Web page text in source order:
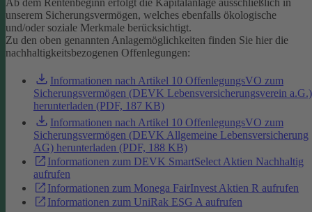
unserem Sicherungsvermögen, welches ebenfalls ökologische
und/oder soziale Merkmale berücksichtigt.
Zu den oben genannten Anlagemöglichkeiten finden Sie hier die
nachhaltigkeitsbezogenen Offenlegungen:
Informationen nach Artikel 10 OffenlegungsVO zum
Sicherungsvermögen (DEVK Lebensversicherungsverein a.G.)
herunterladen (PDF, 187 KB)
Informationen nach Artikel 10 OffenlegungsVO zum
Sicherungsvermögen (DEVK Allgemeine Lebensversicherung
AG) herunterladen (PDF, 188 KB)
Informationen zum DEVK SmartSelect Aktien Nachhaltig
aufrufen
Informationen zum Monega FairInvest Aktien R aufrufen
Informationen zum UniRak ESG A aufrufen